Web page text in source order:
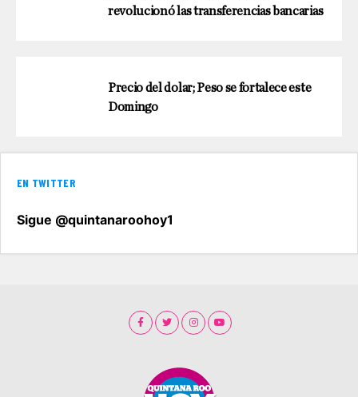
revolucionó las transferencias bancarias
Precio del dolar; Peso se fortalece este
Domingo
EN TWITTER
Sigue @quintanaroohoy1